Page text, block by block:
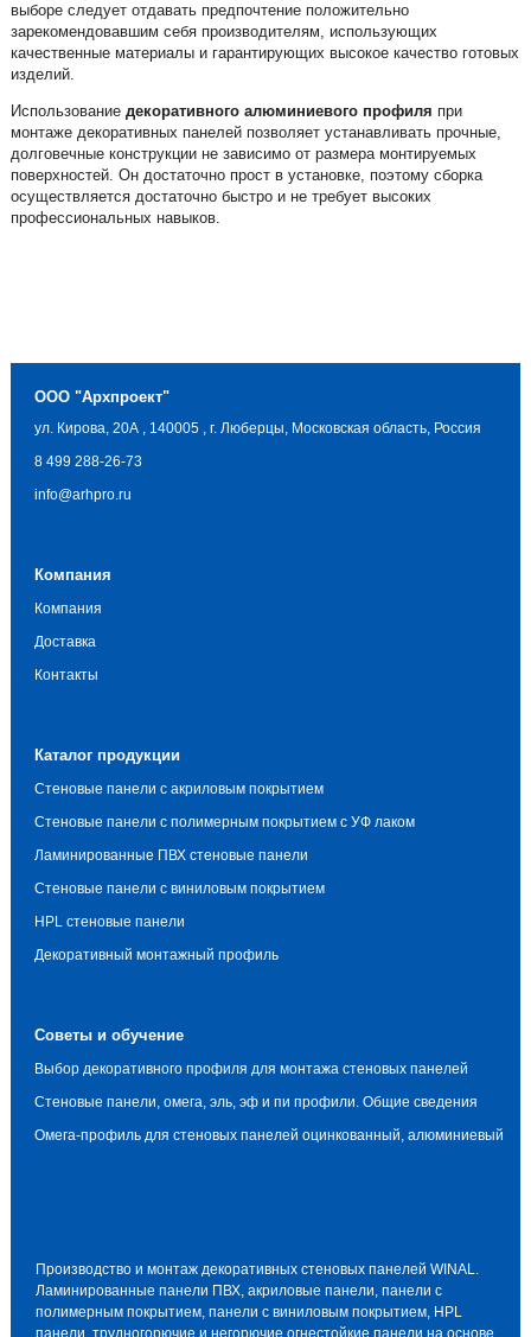
выборе следует отдавать предпочтение положительно
зарекомендовавшим себя производителям, использующих
качественные материалы и гарантирующих высокое качество готовых
изделий.
Использование декоративного алюминиевого профиля при
монтаже декоративных панелей позволяет устанавливать прочные,
долговечные конструкции не зависимо от размера монтируемых
поверхностей. Он достаточно прост в установке, поэтому сборка
осуществляется достаточно быстро и не требует высоких
профессиональных навыков.
ООО "Архпроект"
ул. Кирова, 20А , 140005 , г. Люберцы, Московская область, Россия
8 499 288-26-73
info@arhpro.ru
Компания
Компания
Доставка
Контакты
Каталог продукции
Стеновые панели с акриловым покрытием
Стеновые панели с полимерным покрытием с УФ лаком
Ламинированные ПВХ стеновые панели
Стеновые панели с виниловым покрытием
HPL стеновые панели
Декоративный монтажный профиль
Советы и обучение
Выбор декоративного профиля для монтажа стеновых панелей
Стеновые панели, омега, эль, эф и пи профили. Общие сведения
Омега-профиль для стеновых панелей оцинкованный, алюминиевый
Производство и монтаж декоративных стеновых панелей WINAL.
Ламинированные панели ПВХ, акриловые панели, панели с
полимерным покрытием, панели с виниловым покрытием, HPL